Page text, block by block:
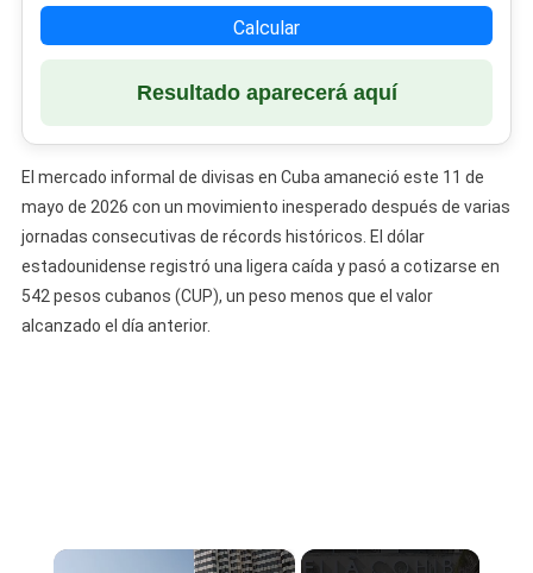
Calcular
Resultado aparecerá aquí
El mercado informal de divisas en Cuba amaneció este 11 de
mayo de 2026 con un movimiento inesperado después de varias
jornadas consecutivas de récords históricos. El dólar
estadounidense registró una ligera caída y pasó a cotizarse en
542 pesos cubanos (CUP), un peso menos que el valor
alcanzado el día anterior.
×